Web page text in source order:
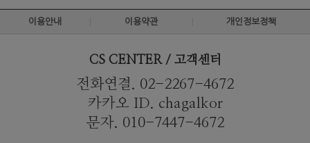
이용안내 이용약관 개인정보정책
CS CENTER / 고객센터
전화연결. 02-2267-4672
카카오 ID. chagalkor
문자. 010-7447-4672